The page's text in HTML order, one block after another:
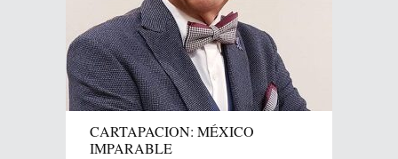
CARTAPACION: MÉXICO
IMPARABLE